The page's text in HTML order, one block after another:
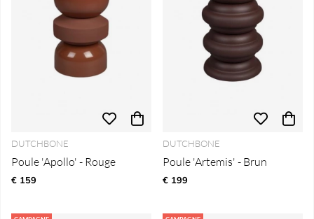
DUTCHBONE
Poule 'Apollo' - Rouge
€ 159
DUTCHBONE
Poule 'Artemis' - Brun
€ 199